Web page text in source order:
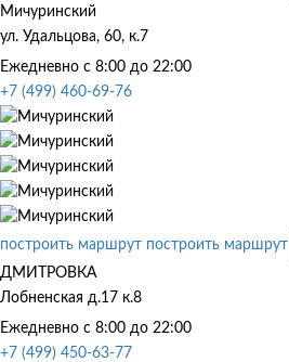
Мичуринский
ул. Удальцова, 60, к.7
Ежедневно с 8:00 до 22:00
+7 (499) 460-69-76
построить маршрут построить маршрут
ДМИТРОВКА
Лобненская д.17 к.8
Ежедневно с 8:00 до 22:00
+7 (499) 450-63-77